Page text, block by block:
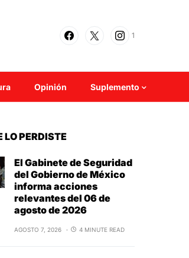
1
Opinión Suplemento
LO PERDISTE
El Gabinete de Seguridad
del Gobierno de México
informa acciones
relevantes del 06 de
agosto de 2026
AGOSTO 7, 2026 4 MINUTE READ